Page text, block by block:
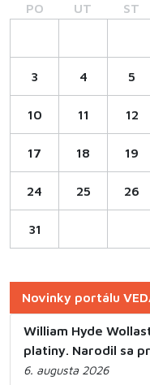
PO UT ST
3 4 5
10 11 12
17 18 19
24 25 26
31
Novinky portálu
William Hyde
platiny. Narodil sa
6. augusta 2026